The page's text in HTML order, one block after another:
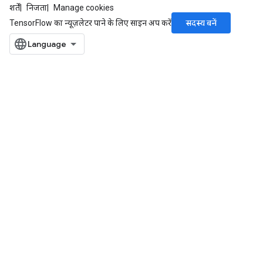
शर्तें निजता
Manage cookies
TensorFlow का न्यूज़लेटर पाने के लिए साइन अप करें
सदस्य बनें